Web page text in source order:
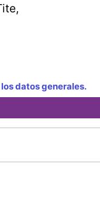
datos generales.